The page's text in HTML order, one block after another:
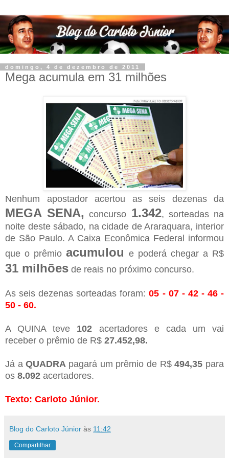
domingo, 4 de dezembro de 2011
Mega acumula em 31 milhões
Nenhum apostador acertou as seis dezenas da
MEGA SENA, concurso 1.342, sorteadas na
noite deste sábado, na cidade de Araraquara, interior
de São Paulo. A Caixa Econômica Federal informou
que o prêmioacumulou e poderá chegar a R$
31 milhões de reais no próximo concurso.
As seis dezenas sorteadas foram:05 - 07 - 42 - 46 -
50 - 60.
A QUINA teve 102 acertadores e cada um vai
receber o prêmio de R$ 27.452,98.
Já aQUADRA pagará um prêmio de R$494,35 para
os 8.092 acertadores.
Texto: Carloto Júnior.
Blog do Carloto Júnior às 11:42
Compartilhar